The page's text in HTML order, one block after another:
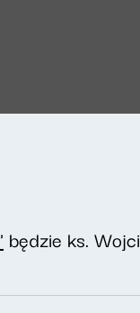
będzie ks.